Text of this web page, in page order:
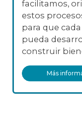
facilitamos,
estos
para que
pueda
construir
Más